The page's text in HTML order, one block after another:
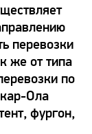
перевозки
же от типа
по
Ола
фургон,